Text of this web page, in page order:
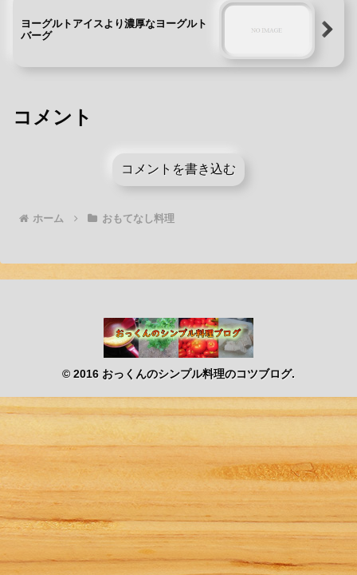
ヨーグルトアイスより濃厚なヨーグルト
バーグ
コメント
コメントを書き込む
ホーム おもてなし料理
© 2016 おっくんのシンプル料理のコツブログ.